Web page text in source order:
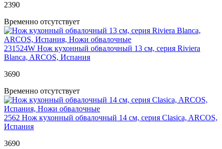
2390
Временно отсутствует
231524W Нож кухонный обвалочный 13 см, серия Riviera
Blanca, ARCOS, Испания
3690
Временно отсутствует
2562 Нож кухонный обвалочный 14 см, серия Clasica, ARCOS,
Испания
3690